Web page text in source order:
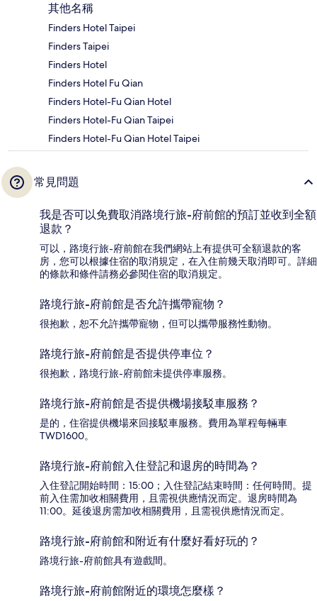
其他名稱
Finders Hotel Taipei
Finders Taipei
Finders Hotel
Finders Hotel Fu Qian
Finders Hotel-Fu Qian Hotel
Finders Hotel-Fu Qian Taipei
Finders Hotel-Fu Qian Hotel Taipei
常見問題
我是否可以免費取消路境行旅-府前館的預訂並收到全額
退款？
可以，路境行旅-府前館在我們網站上有提供可全額退款的客
房，您可以根據住宿的取消規定，在入住前幾天取消即可。詳細
的條款和條件請務必參閱住宿的取消規定。
路境行旅-府前館是否允許攜帶寵物？
很抱歉，恕不允許攜帶寵物，但可以攜帶服務性動物。
路境行旅-府前館是否提供停車位？
很抱歉，路境行旅-府前館未提供停車服務。
路境行旅-府前館是否提供機場接駁車服務？
是的，住宿提供機場來回接駁車服務。費用為單程每輛車
TWD1600。
路境行旅-府前館入住登記和退房的時間為？
入住登記開始時間：15:00；入住登記結束時間：任何時間。提
前入住需加收相關費用，且需視供應情況而定。退房時間為
11:00。延後退房需加收相關費用，且需視供應情況而定。
路境行旅-府前館和附近有什麼好看好玩的？
路境行旅-府前館具有遊戲間。
路境行旅-府前館附近的環境怎麼樣？